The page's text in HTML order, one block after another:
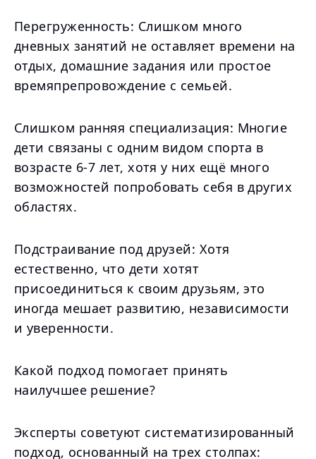
Перегруженность: Слишком много
дневных занятий не оставляет времени на
отдых, домашние задания или простое
времяпрепровождение с семьей.
Слишком ранняя специализация: Многие
дети связаны с одним видом спорта в
возрасте 6-7 лет, хотя у них ещё много
возможностей попробовать себя в других
областях.
Подстраивание под друзей: Хотя
естественно, что дети хотят
присоединиться к своим друзьям, это
иногда мешает развитию, независимости
и уверенности.
Какой подход помогает принять
наилучшее решение?
Эксперты советуют систематизированный
подход, основанный на трех столпах: